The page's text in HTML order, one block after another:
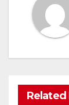
Related